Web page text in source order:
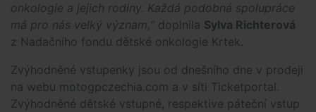
onkologie a jejich rodiny. Každá podobná spolupráce
má pro nás velký význam,“ doplnila Sylva Richterová
z Nadačního fondu dětské onkologie Krtek.
Zvýhodněné vstupenky jsou od dnešního dne v prodeji
na webu motogpczechia.com a v síti Ticketportal.
Zvýhodněné dětské vstupné, respektive páteční vstup